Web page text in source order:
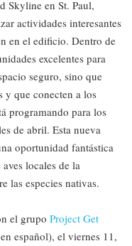
Skyline en St. Paul,
actividades interesantes
en el edificio. Dentro de
excelentes para
seguro, sino que
y que conecten a los
programando para los
de abril. Esta nueva
oportunidad fantástica
locales de la
las especies nativas.
el grupo Project Get
español), el viernes 11,